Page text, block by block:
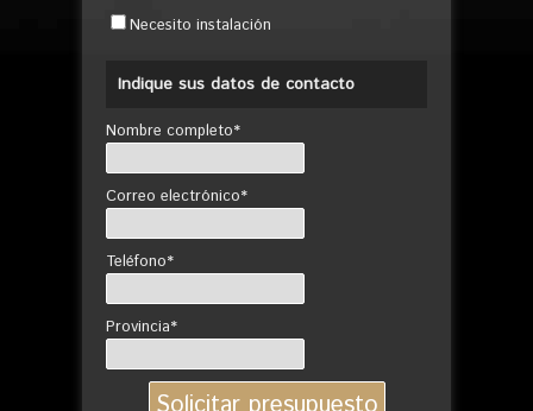
Necesito instalación
Indique sus datos de contacto
Nombre completo*
Correo electrónico*
Teléfono*
Provincia*